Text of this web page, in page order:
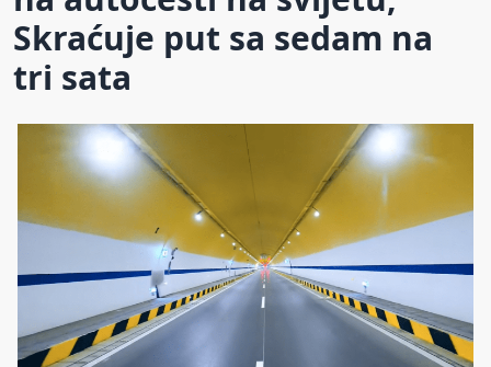
Skraćuje put sa sedam na
tri sata